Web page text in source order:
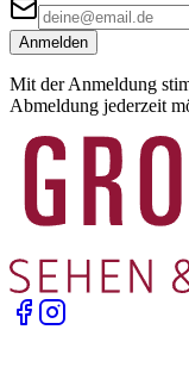
Anmelden
Mit der Anmeldung
Abmeldung jederzeit